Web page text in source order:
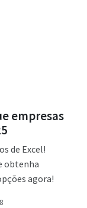
empresas
de Excel!
obtenha
agora!